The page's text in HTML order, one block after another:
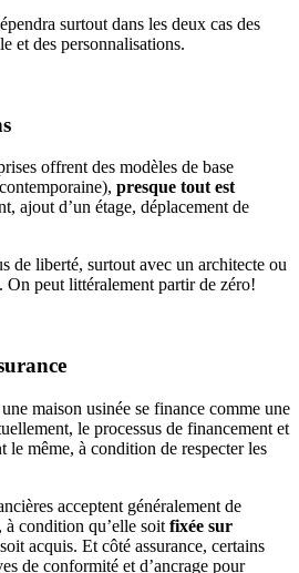
surtout dans les deux cas des
et des personnalisations.
offrent des modèles de base
presque tout est
ajout d’un étage, déplacement de
de liberté, surtout avec un architecte ou
On peut littéralement partir de zéro!
maison usinée se finance comme une
le processus de financement et
le même, à condition de respecter les
acceptent généralement de
condition qu’elle soit fixée sur
acquis. Et côté assurance, certains
de conformité et d’ancrage pour